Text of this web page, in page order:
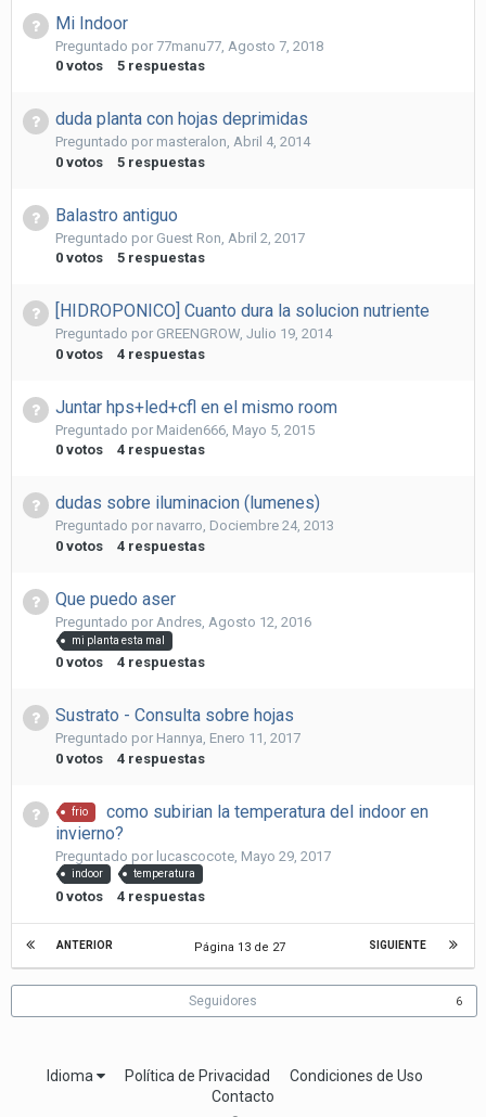
Mi Indoor
Preguntado por 77manu77 Agosto 7, 2018
0 votos 5 respuestas
duda planta con hojas deprimidas
Preguntado por masteralon, Abril 4, 2014
0 votos 5 respuestas
Balastro antiguo
Preguntado por Guest Ron Abril 2, 2017
0 votos 5 respuestas
[HIDROPONICO] Cuanto dura la solucion nutriente
Preguntado por GREENGROW, Julio 19, 2014
0 votos 4 respuestas
Juntar hps+led+cfl en el mismo room
Preguntado por Maiden666 Mayo 5, 2015
0 votos 4 respuestas
dudas sobre iluminacion (lumenes)
Preguntado por navarro, Dociembre 24, 2013
0 votos 4 respuestas
Que puedo aser
Preguntado por Andres, Agosto 12, 2016
mi planta esta mal
0 votos 4 respuestas
Sustrato - Consulta sobre hojas
Preguntado por Hannya, Enero 11, 2017
0 votos 4 respuestas
frio
como subirian la temperatura del indoor en
invierno?
Preguntado por lucascocote Mayo 29, 2017
indoor temperatura
0 votos 4 respuestas
ANTERIOR SIGUIENTE
Página 13 de 27
Seguidores 6
Idioma Política de Privacidad
Condiciones de Uso
Contacto